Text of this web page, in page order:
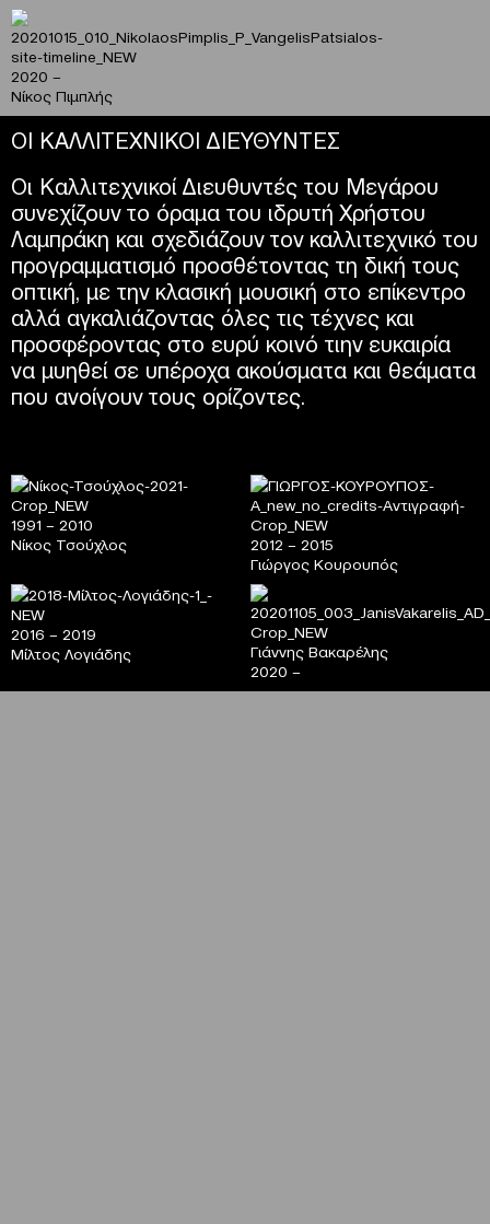
2020 –
Νίκος Πιμπλής
ΟΙ ΚΑΛΛΙΤΕΧΝΙΚΟΙ ΔΙΕΥΘΥΝΤΕΣ
Οι Καλλιτεχνικοί Διευθυντές του Μεγάρου
συνεχίζουν το όραμα του ιδρυτή Χρήστου
Λαμπράκη και σχεδιάζουν τον καλλιτεχνικό του
προγραμματισμό προσθέτοντας τη δική τους
οπτική, με την κλασική μουσική στο επίκεντρο
αλλά αγκαλιάζοντας όλες τις τέχνες και
προσφέροντας στο ευρύ κοινό τιην ευκαιρία
να μυηθεί σε υπέροχα ακούσματα και θεάματα
που ανοίγουν τους ορίζοντες.
1991 – 2010
Νίκος Τσούχλος
2012 – 2015
Γιώργος Κουρουπός
2016 – 2019
Μίλτος Λογιάδης
Γιάννης Βακαρέλης
2020 –